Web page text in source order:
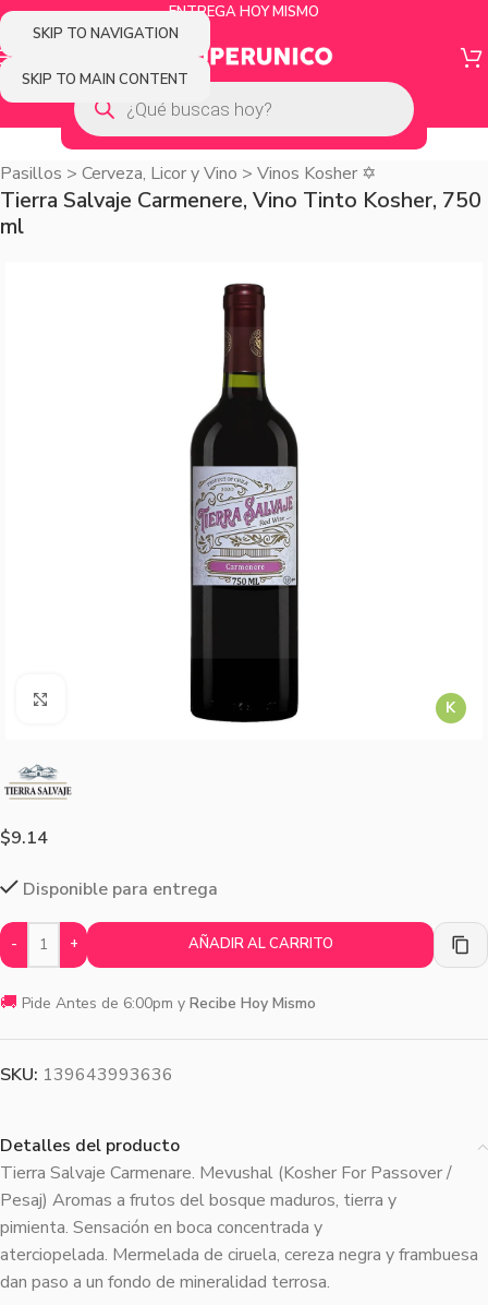
SKIP TO NAVIGATION
SKIP TO MAIN CONTENT
ENTREGA HOY MISMO
Pasillos > Cerveza, Licor y Vino > Vinos Kosher ✡️
Tierra Salvaje Carmenere, Vino Tinto Kosher, 750
ml
K
$9.14
Disponible para entrega
- + AÑADIR AL CARRITO
🚚 Pide Antes de 6:00pm y Recibe Hoy Mismo
SKU: 139643993636
Detalles del producto
Tierra Salvaje Carmenare. Mevushal (Kosher For Passover /
Pesaj) Aromas a frutos del bosque maduros, tierra y
pimienta. Sensación en boca concentrada y
aterciopelada. Mermelada de ciruela, cereza negra y frambuesa
dan paso a un fondo de mineralidad terrosa.